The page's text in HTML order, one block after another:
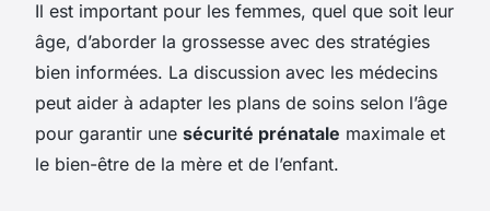
Il est important pour les femmes, quel que soit leur
âge, d’aborder la grossesse avec des stratégies
bien informées. La discussion avec les médecins
peut aider à adapter les plans de soins selon l’âge
pour garantir une sécurité prénatale maximale et
le bien-être de la mère et de l’enfant.